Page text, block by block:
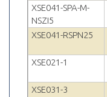
XSE041-SPA-M-
NSZI5
XSE041-RSPN25
XSE021-1
XSE031-3